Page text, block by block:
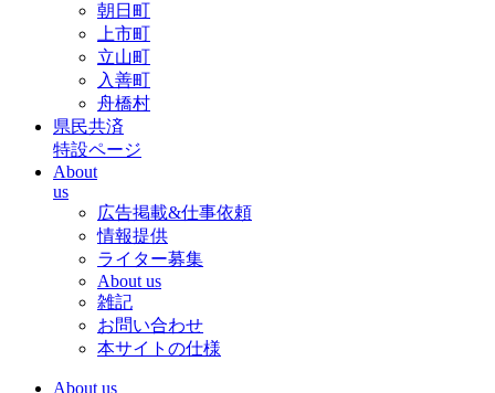
朝日町
上市町
立山町
入善町
舟橋村
県民共済
特設ページ
About
us
広告掲載&仕事依頼
情報提供
ライター募集
About us
雑記
お問い合わせ
本サイトの仕様
About us